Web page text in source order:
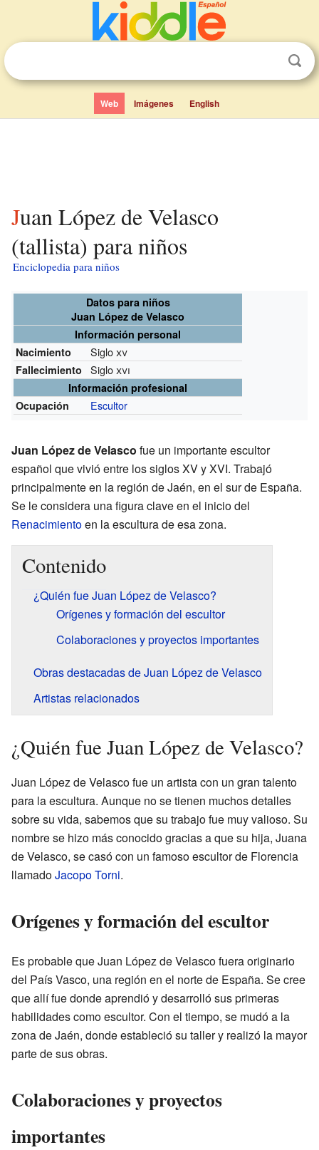
Web Imágenes English
Juan López de Velasco
(tallista) para niños
Enciclopedia para niños
Datos para niños
Juan López de Velasco
Información personal
Nacimiento
Sigloxv
Fallecimiento Sigloxvi
Información profesional
Ocupación
Escultor
Juan López de Velasco fue un importante escultor
español que vivió entre los siglos XV y XVI. Trabajó
principalmente en la región de Jaén, en el sur de España.
Se le considera una figura clave en el inicio del
Renacimientoen la escultura de esa zona.
Contenido
¿Quién fue Juan López de Velasco?
Orígenes y formación del escultor
Colaboraciones y proyectos importantes
Obras destacadas de Juan López de Velasco
Artistas relacionados
¿Quién fue Juan López de Velasco?
Juan López de Velasco fue un artista con un gran talento
para la escultura. Aunque no se tienen muchos detalles
sobre su vida, sabemos que su trabajo fue muy valioso. Su
nombre se hizo más conocido gracias a que su hija, Juana
de Velasco, se casó con un famoso escultor de Florencia
llamadoJacopo Torni.
Orígenes y formación del escultor
Es probable que Juan López de Velasco fuera originario
del País Vasco, una región en el norte de España. Se cree
que allí fue donde aprendió y desarrolló sus primeras
habilidades como escultor. Con el tiempo, se mudó a la
zona de Jaén, donde estableció su taller y realizó la mayor
parte de sus obras.
Colaboraciones y proyectos
importantes